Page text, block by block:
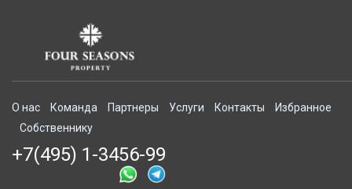
О нас Команда Партнеры Услуги Контакты
Избранное
Собственнику
+7(495) 1-3456-99